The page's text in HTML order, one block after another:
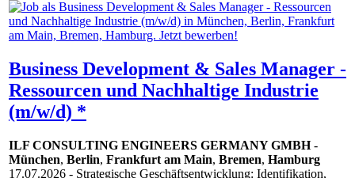
Business Development & Sales Manager -
Ressourcen und Nachhaltige Industrie
(m/w/d) *
ILF CONSULTING ENGINEERS GERMANY GMBH-
München, Berlin, Frankfurt am Main, Bremen, Hamburg
17.07.2026 - Strategische Geschäftsentwicklung: Identifikation,